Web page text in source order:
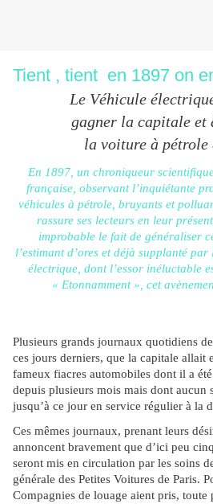
Tient , tient en 1897 on
Le Véhicule
gagner la capitale et
la voiture à pétrole
En 1897, un chroniqueur
française, observant l’inquiétante
véhicules à pétrole, bruyants et
rassure ses lecteurs en leur
improbable le fait de généraliser
l’estimant d’ores et déjà supplanté
électrique, dont l’essor inéluctable
« Etonnamment », cet
Plusieurs grands journaux quotidiens
ces jours derniers, que la capitale allait
fameux fiacres automobiles dont il a
depuis plusieurs mois mais dont aucun
jusqu’à ce jour en service régulier à la
Ces mêmes journaux, prenant leurs
annoncent bravement que d’ici peu
seront mis en circulation par les soins
générale des Petites Voitures de Paris.
Compagnies de louage aient pris, toute